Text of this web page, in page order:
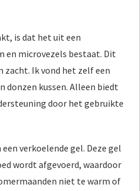
is dat het uit een
en microvezels bestaat. Dit
zacht. Ik vond het zelf een
donzen kussen. Alleen biedt
door het gebruikte
verkoelende gel. Deze gel
wordt afgevoerd, waardoor
niet te warm of